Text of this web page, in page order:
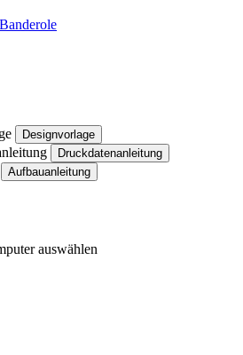
Designvorlage
Druckdatenanleitung
Aufbauanleitung
auswählen